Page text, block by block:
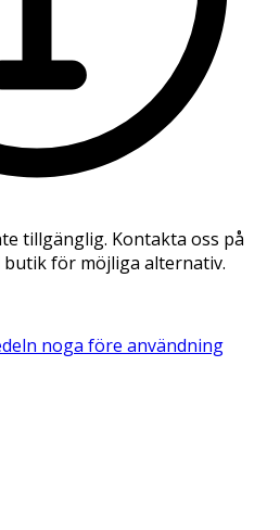
tillgänglig. Kontakta oss på
för möjliga alternativ.
noga före användning